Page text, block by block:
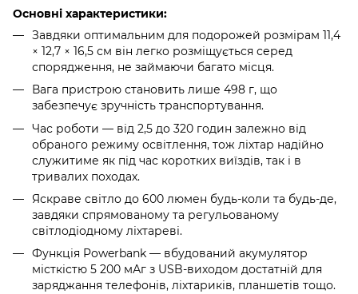
Основні характеристики:
Завдяки оптимальним для подорожей розмірам 11,4
× 12,7 × 16,5 см він легко розміщується серед
спорядження, не займаючи багато місця.
Вага пристрою становить лише 498 г, що
забезпечує зручність транспортування.
Час роботи — від 2,5 до 320 годин залежно від
обраного режиму освітлення, тож ліхтар надійно
служитиме як під час коротких виїздів, так і в
тривалих походах.
Яскраве світло до 600 люмен будь-коли та будь-де,
завдяки спрямованому та регульованому
світлодіодному ліхтареві.
Функція Powerbank — вбудований акумулятор
місткістю 5 200 мАг з USB-виходом достатній для
заряджання телефонів, ліхтариків, планшетів тощо.